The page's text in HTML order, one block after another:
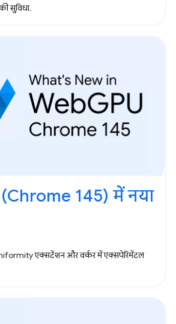
सुविधा.
145) में नया
एक्सटेंशन और वर्कर में एक्सपेरिमेंटल